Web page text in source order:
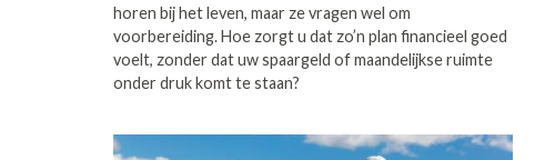
horen bij het leven, maar ze vragen wel om
voorbereiding. Hoe zorgt u dat zo’n plan financieel goed
voelt, zonder dat uw spaargeld of maandelijkse ruimte
onder druk komt te staan?